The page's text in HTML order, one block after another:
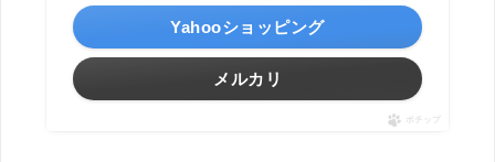
Yahooショッピング
メルカリ
ポチップ